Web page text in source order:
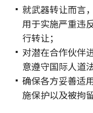
就武器转让而言
用于实施严重违
行转让；
对潜在合作伙伴
意遵守国际人道法
确保各方妥善适
施保护以及被拘